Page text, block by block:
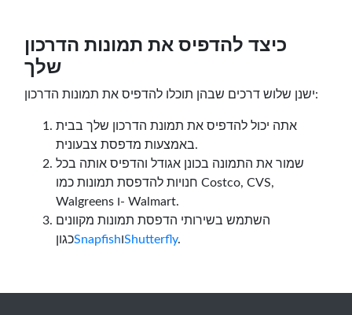
כיצד להדפיס את תמונות הדרכון
שלך
ישנן שלוש דרכים שבהן תוכלו להדפיס את תמונות הדרכון:
אתה יכול להדפיס את תמונת הדרכון שלך בבית
באמצעות מדפסת צבעונית.
שמור את התמונה בכונן אגודל והדפיס אותה בכל
חנויות להדפסת תמונות כמו Costco, CVS,
Walgreens ו- Walmart.
השתמש בשירותי הדפסת תמונות מקוונים
כגוןSnapfishוShutterfly.